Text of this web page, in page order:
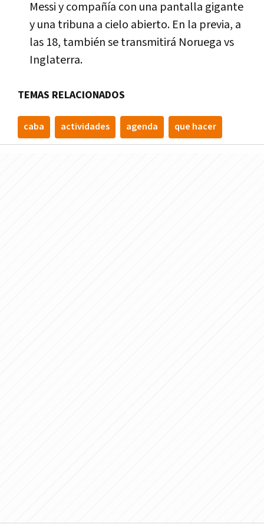
Messi y compañía con una pantalla gigante
y una tribuna a cielo abierto. En la previa, a
las 18, también se transmitirá Noruega vs
Inglaterra.
TEMAS RELACIONADOS
caba actividades agenda que hacer